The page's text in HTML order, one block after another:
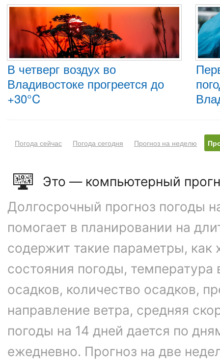
В четверг воздух во
Владивостоке прогреется до
+30°C
Погода сейчас Погода сегодня Прогноз на неделю
Это — компьютерный
Долгосрочный прогноз погоды
помогает в планировании на
содержит такие параметры, как
состояния погоды, температура
осадков, количество осадков,
направление ветра, средняя
погоды на 14 дней дается по
ежедневно. Прогноз на две